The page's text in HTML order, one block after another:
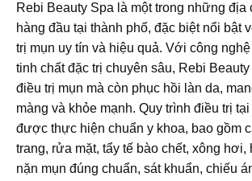
Rebi Beauty Spa là một trong những địa
hàng đầu tại thành phố, đặc biệt nổi bật
trị mụn uy tín và hiệu quả. Với công
tinh chất đặc trị chuyên sâu, Rebi
điều trị mụn mà còn phục hồi làn da,
màng và khỏe mạnh. Quy trình điều trị
được thực hiện chuẩn y khoa, bao gồm
trang, rửa mặt, tẩy tế bào chết, xông hơi,
nặn mụn đúng chuẩn, sát khuẩn, chiếu